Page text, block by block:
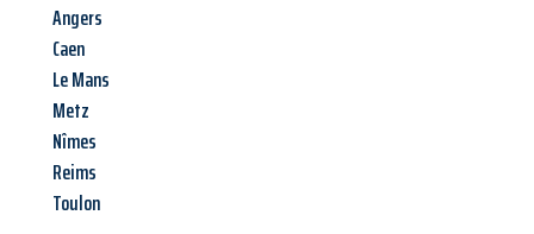
Angers
Caen
Le Mans
Metz
Nîmes
Reims
Toulon